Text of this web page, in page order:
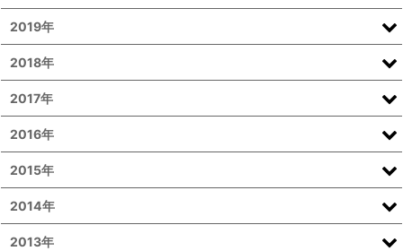
2019年
2018年
2017年
2016年
2015年
2014年
2013年